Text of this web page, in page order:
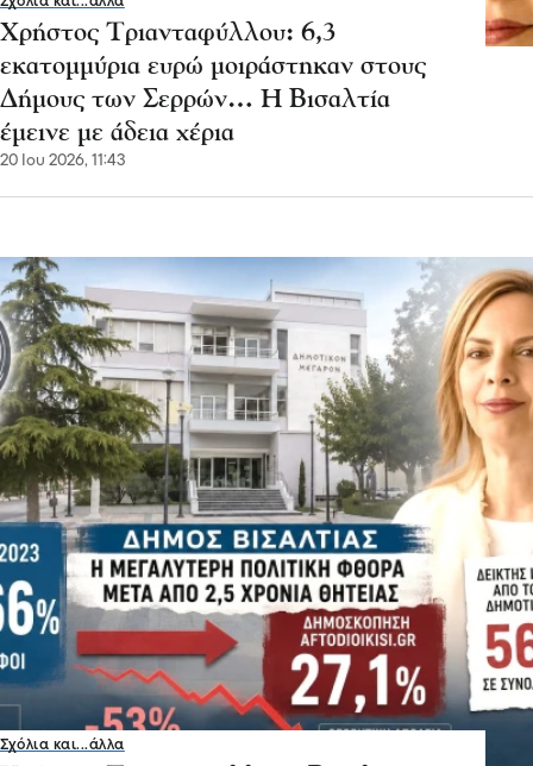
Χρήστος Τριανταφύλλου: 6,3
εκατομμύρια ευρώ μοιράστηκαν στους
Δήμους των Σερρών… Η Βισαλτία
έμεινε με άδεια χέρια
20 Ιου 2026, 11:43
Σχόλια και...άλλα